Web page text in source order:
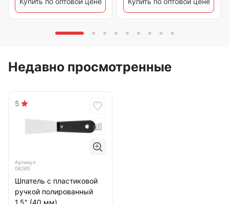
Недавно просмотренные
5
Артикул
06265
Шпатель с пластиковой
ручкой полированный
1,5" (40 мм)